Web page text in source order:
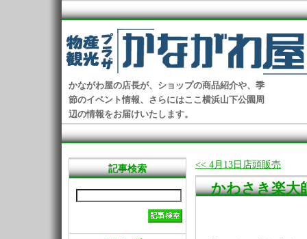
かながわ屋の店長が、ショップの商品紹介や、季
節のイベント情報、さらにはここ横浜山下公園周
辺の情報をお届けいたします。
記事検索 << 4月13日店頭販売
かわさき楽